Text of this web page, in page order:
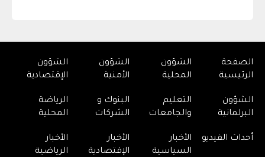
الصفحة
الرئيسية
الشؤون
المحلية
الشؤون
الأمنية
الشؤون
الإقتصادية
الشؤون
البرلمانية
التعليم
والجامعات
البنوك و
الشركات
الرياضة
المحلية
أحداث الفيديو
الأخبار
السياسية
الأخبار
الإقتصادية
الأخبار
الرياضية